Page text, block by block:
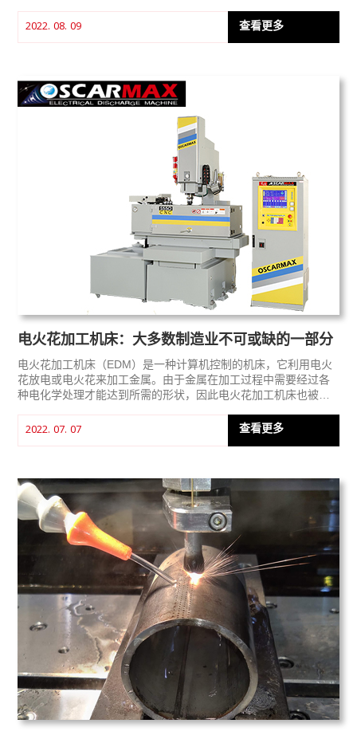
2022. 08. 09 查看更多
电火花加工机床：大多数制造业不可或缺的一部分
电火花加工机床（EDM）是一种计算机控制的机床，它利用电火
花放电或电火花来加工金属。由于金属在加工过程中需要经过各
种电化学处理才能达到所需的形状，因此电火花加工机床也被称
床。
2022. 07. 07 查看更多